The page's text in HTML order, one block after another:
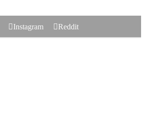
Instagram Reddit